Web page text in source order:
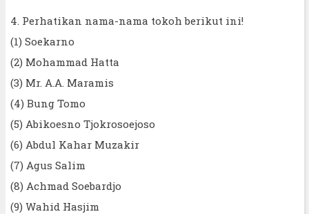
4. Perhatikan nama-nama tokoh berikut ini!
(1) Soekarno
(2) Mohammad Hatta
(3) Mr. A.A. Maramis
(4) Bung Tomo
(5) Abikoesno Tjokrosoejoso
(6) Abdul Kahar Muzakir
(7) Agus Salim
(8) Achmad Soebardjo
(9) Wahid Hasjim